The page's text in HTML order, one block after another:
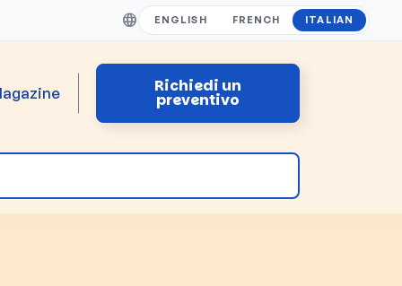
ENGLISH FRENCH ITALIAN
Richiedi un
preventivo